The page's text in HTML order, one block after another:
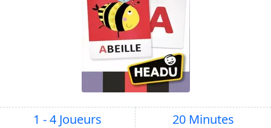
1 - 4 Joueurs 20 Minutes